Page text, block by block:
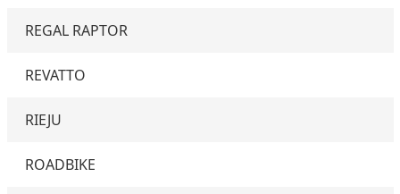
REGAL RAPTOR
REVATTO
RIEJU
ROADBIKE